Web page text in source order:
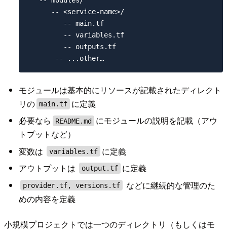
      -- <service-name>/
         -- main.tf
         -- variables.tf
         -- outputs.tf
       -- ...other…
モジュールは基本的にリソースが記載されたディレクト
リの main.tf に定義
必要なら
README.md にモジュールの説明を記載（アウ
トプットなど）
変数は
variables.tf に定義
アウトプットは
output.tf に定義
provider.tf, versions.tf
などに継続的な管理のた
めの内容を定義
小規模プロジェクトでは一つのディレクトリ（もしくはモ